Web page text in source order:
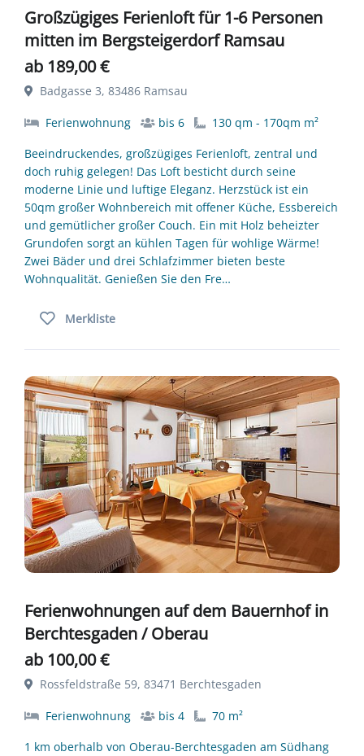
Großzügiges Ferienloft für 1-6 Personen
mitten im Bergsteigerdorf Ramsau
ab 189,00 €
Badgasse 3, 83486 Ramsau
Ferienwohnung bis 6
130 qm - 170qm m²
Beeindruckendes, großzügiges Ferienloft, zentral und
doch ruhig gelegen! Das Loft besticht durch seine
moderne Linie und luftige Eleganz. Herzstück ist ein
50qm großer Wohnbereich mit offener Küche, Essbereich
und gemütlicher großer Couch. Ein mit Holz beheizter
Grundofen sorgt an kühlen Tagen für wohlige Wärme!
Zwei Bäder und drei Schlafzimmer bieten beste
Wohnqualität. Genießen Sie den Fre…
Merkliste
Ferienwohnungen auf dem Bauernhof in
Berchtesgaden / Oberau
ab 100,00 €
Rossfeldstraße 59, 83471 Berchtesgaden
Ferienwohnung bis 4
70 m²
1 km oberhalb von Oberau-Berchtesgaden am Südhang